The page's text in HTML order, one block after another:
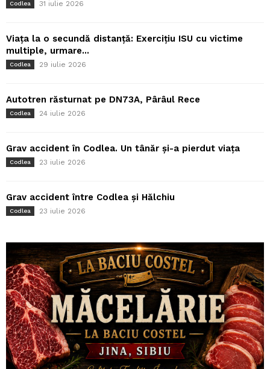
Codlea 31 iulie 2026
Viața la o secundă distanță: Exercițiu ISU cu victime
multiple, urmare...
Codlea 29 iulie 2026
Autotren răsturnat pe DN73A, Pârâul Rece
Codlea 24 iulie 2026
Grav accident în Codlea. Un tânăr și-a pierdut viața
Codlea 23 iulie 2026
Grav accident între Codlea și Hălchiu
Codlea 23 iulie 2026